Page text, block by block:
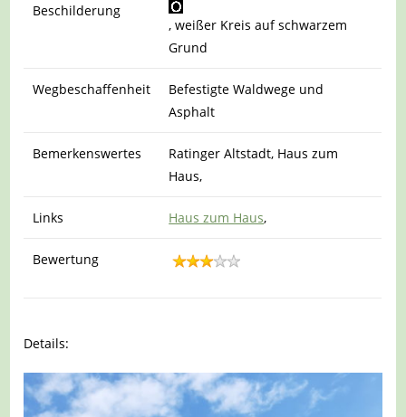
Beschilderung
, weißer Kreis auf schwarzem
Grund
Wegbeschaffenheit
Befestigte Waldwege und
Asphalt
Bemerkenswertes
Ratinger Altstadt, Haus zum
Haus,
Links Haus zum Haus,
Bewertung
Details: